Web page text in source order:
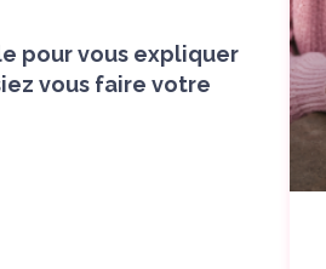
pour vous expliquer
vous faire votre